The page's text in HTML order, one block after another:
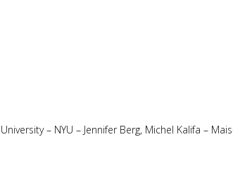
– NYU – Jennifer Berg, Michel Kalifa –